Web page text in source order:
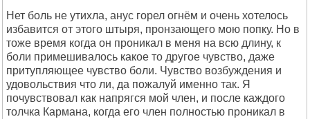
Нет боль не утихла, анус горел огнём и очень хотелось
избавится от этого штыря, пронзающего мою попку. Но в
тоже время когда он проникал в меня на всю длину, к
боли примешивалось какое то другое чувство, даже
притупляющее чувство боли. Чувство возбуждения и
удовольствия что ли, да пожалуй именно так. Я
почувствовал как напрягся мой член, и после каждого
толчка Кармана, когда его член полностью проникал в